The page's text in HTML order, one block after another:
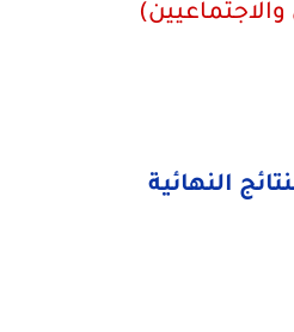
والاجتماعيين)
النهائية